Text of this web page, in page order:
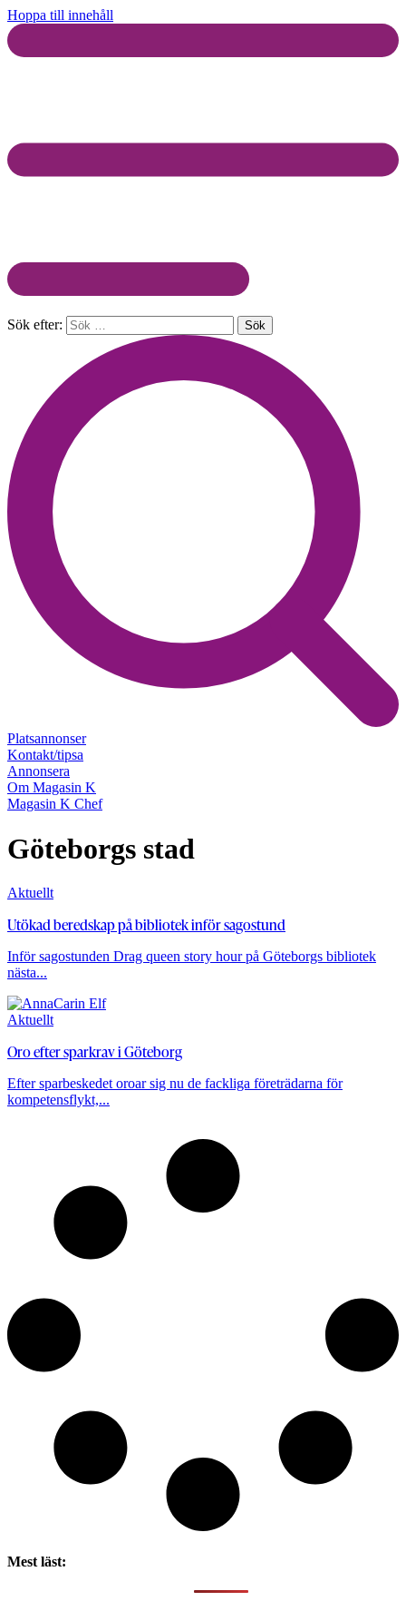
Hoppa till innehåll
Sök efter:
Platsannonser
Kontakt/tipsa
Annonsera
Om Magasin K
Magasin K Chef
Göteborgs stad
Aktuellt
Utökad beredskap på bibliotek inför sagostund
Inför sagostunden Drag queen story hour på Göteborgs bibliotek
nästa...
Aktuellt
Oro efter sparkrav i Göteborg
Efter sparbeskedet oroar sig nu de fackliga företrädarna för
kompetensflykt,...
Mest läst: